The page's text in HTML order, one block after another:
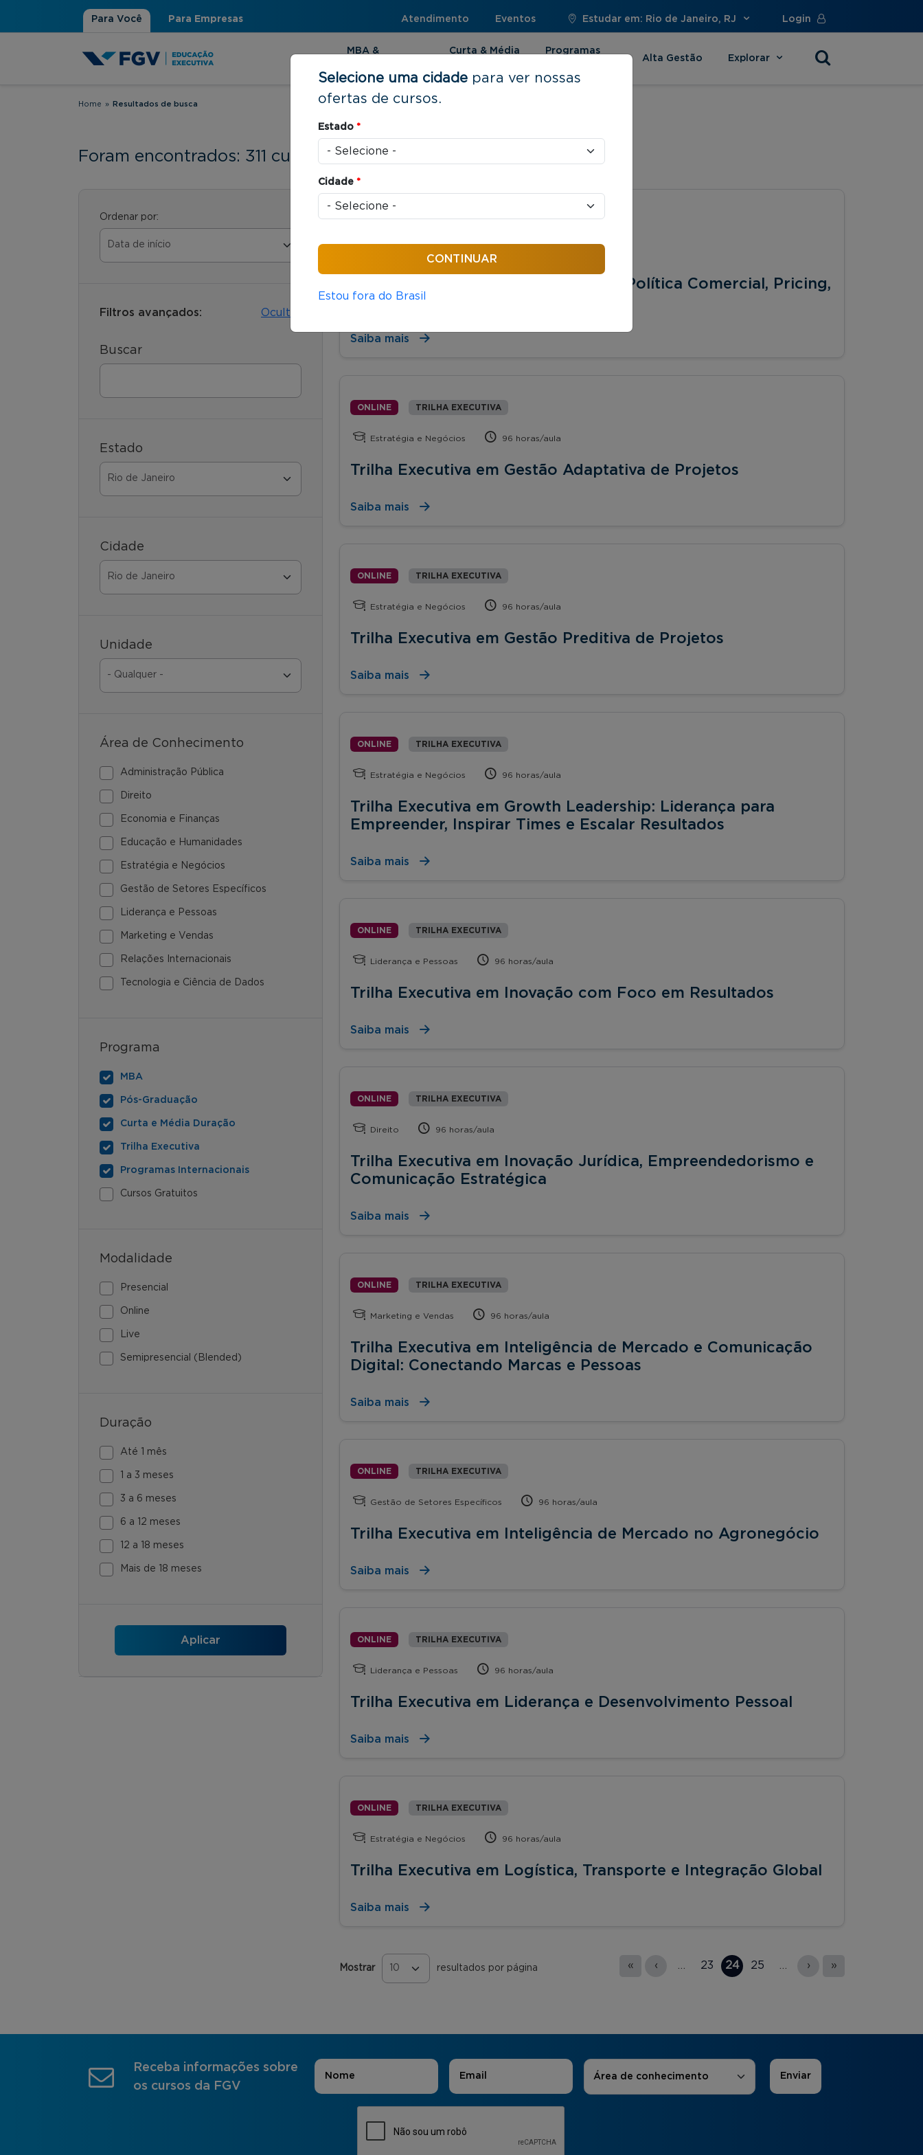
Para Você Para Empresas Atendimento Eventos Estudar em: Rio de Janeiro, RJ Login
MBA &
Curta & Média
Programas
Alta Gestão Explorar
Você está aqui
Home » Resultados de busca
Foram encontrados: 311 cursos
Ordenar por:
Filtros avançados: Ocultar
Buscar
Estado
Cidade
Unidade
Área de Conhecimento
Administração Pública
Direito
Economia e Finanças
Educação e Humanidades
Estratégia e Negócios
Gestão de Setores Específicos
Liderança e Pessoas
Marketing e Vendas
Relações Internacionais
Tecnologia e Ciência de Dados
Programa
MBA
Pós-Graduação
Curta e Média Duração
Trilha Executiva
Programas Internacionais
Cursos Gratuitos
Modalidade
Presencial
Online
Live
Semipresencial (Blended)
Duração
Até 1 mês
1 a 3 meses
3 a 6 meses
6 a 12 meses
12 a 18 meses
Mais de 18 meses
ONLINE TRILHA EXECUTIVA
Trilha Executiva em Formulação da Política Comercial, Pricing,
Tributos & Growth
Saiba mais
ONLINE TRILHA EXECUTIVA
Estratégia e Negócios 96 horas/aula
Trilha Executiva em Gestão Adaptativa de Projetos
Saiba mais
ONLINE TRILHA EXECUTIVA
Estratégia e Negócios 96 horas/aula
Trilha Executiva em Gestão Preditiva de Projetos
Saiba mais
ONLINE TRILHA EXECUTIVA
Estratégia e Negócios 96 horas/aula
Trilha Executiva em Growth Leadership: Liderança para
Empreender, Inspirar Times e Escalar Resultados
Saiba mais
ONLINE TRILHA EXECUTIVA
Liderança e Pessoas 96 horas/aula
Trilha Executiva em Inovação com Foco em Resultados
Saiba mais
ONLINE TRILHA EXECUTIVA
Direito 96 horas/aula
Trilha Executiva em Inovação Jurídica, Empreendedorismo e
Comunicação Estratégica
Saiba mais
ONLINE TRILHA EXECUTIVA
Marketing e Vendas 96 horas/aula
Trilha Executiva em Inteligência de Mercado e Comunicação
Digital: Conectando Marcas e Pessoas
Saiba mais
ONLINE TRILHA EXECUTIVA
Gestão de Setores Específicos 96 horas/aula
Trilha Executiva em Inteligência de Mercado no Agronegócio
Saiba mais
ONLINE TRILHA EXECUTIVA
Liderança e Pessoas 96 horas/aula
Trilha Executiva em Liderança e Desenvolvimento Pessoal
Saiba mais
ONLINE TRILHA EXECUTIVA
Estratégia e Negócios 96 horas/aula
Trilha Executiva em Logística, Transporte e Integração Global
Saiba mais
Mostrar resultados por página
Páginas
« ‹ … 23 24 25 … › »
Receba informações sobre
os cursos da FGV
Nome E-mail Áreas de Interesse
Área de conhecimento
Selecione uma cidade para ver nossas
ofertas de cursos.
Estado *
Cidade *
Estou fora do Brasil